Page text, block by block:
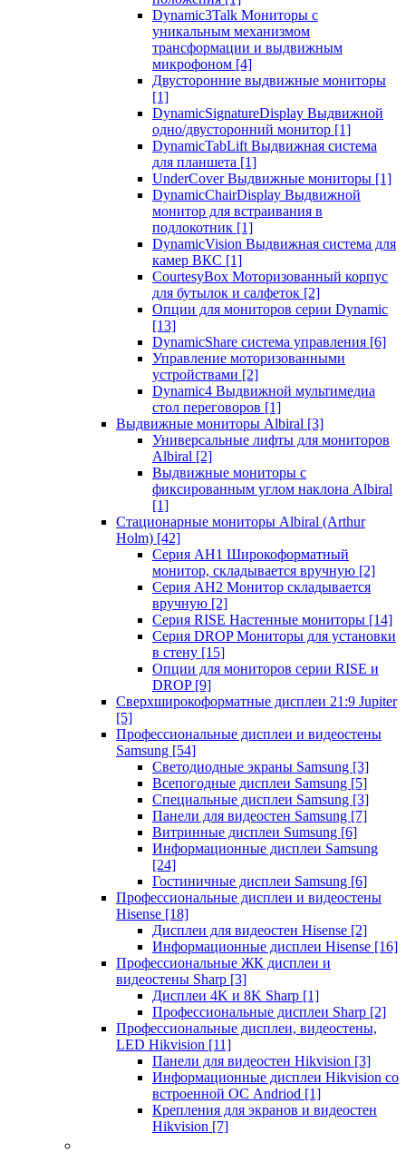
Dynamic3Talk Мониторы с
уникальным механизмом
трансформации и выдвижным
микрофоном [4]
Двусторонние выдвижные мониторы
[1]
DynamicSignatureDisplay Выдвижной
одно/двусторонний монитор [1]
DynamicTabLift Выдвижная система
для планшета [1]
UnderCover Выдвижные мониторы [1]
DynamicChairDisplay Выдвижной
монитор для встраивания в
подлокотник [1]
DynamicVision Выдвижная система для
камер ВКС [1]
CourtesyBox Моторизованный корпус
для бутылок и салфеток [2]
Опции для мониторов серии Dynamic
[13]
DynamicShare система управления [6]
Управление моторизованными
устройствами [2]
Dynamic4 Выдвижной мультимедиа
стол переговоров [1]
Выдвижные мониторы Albiral [3]
Универсальные лифты для мониторов
Albiral [2]
Выдвижные мониторы с
фиксированным углом наклона Albiral
[1]
Стационарные мониторы Albiral (Arthur
Holm) [42]
Серия AH1 Широкоформатный
монитор, складывается вручную [2]
Серия AH2 Монитор складывается
вручную [2]
Серия RISE Настенные мониторы [14]
Серия DROP Мониторы для установки
в стену [15]
Опции для мониторов серии RISE и
DROP [9]
Сверхширокоформатные дисплеи 21:9 Jupiter
[5]
Профессиональные дисплеи и видеостены
Samsung [54]
Светодиодные экраны Samsung [3]
Всепогодные дисплеи Samsung [5]
Специальные дисплеи Samsung [3]
Панели для видеостен Samsung [7]
Витринные дисплеи Sumsung [6]
Информационные дисплеи Samsung
[24]
Гостиничные дисплеи Samsung [6]
Профессиональные дисплеи и видеостены
Hisense [18]
Дисплеи для видеостен Hisense [2]
Информационные дисплеи Hisense [16]
Профессиональные ЖК дисплеи и
видеостены Sharp [3]
Дисплеи 4K и 8K Sharp [1]
Профессиональные дисплеи Sharp [2]
Профессиональные дисплеи, видеостены,
LED Hikvision [11]
Панели для видеостен Hikvision [3]
Информационные дисплеи Hikvision со
встроенной ОС Andriod [1]
Крепления для экранов и видеостен
Hikvision [7]